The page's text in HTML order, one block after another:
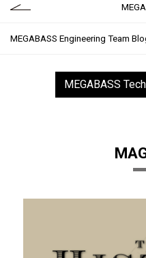
MEGABASS Engineering Team
MEGABASS